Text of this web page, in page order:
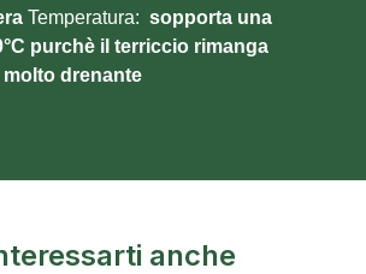
Temperatura: sopporta una
purchè il terriccio rimanga
molto drenante
anche